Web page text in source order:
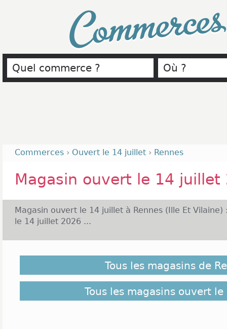
Commerces › Ouvert le 14 juillet › Rennes
Magasin ouvert le 14 juillet
Magasin ouvert le 14 juillet à Rennes (Ille Et
le 14 juillet 2026 ...
Tous les magasins de
Tous les magasins ouvert